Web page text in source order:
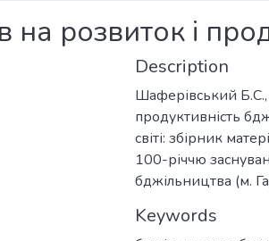
на розвиток і
Description
Шаферівський Б.С.,
продуктивність
світі: збірник
100-річчю
бджільництва (м.
Keywords